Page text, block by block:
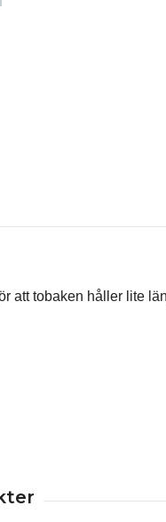
att tobaken håller lite